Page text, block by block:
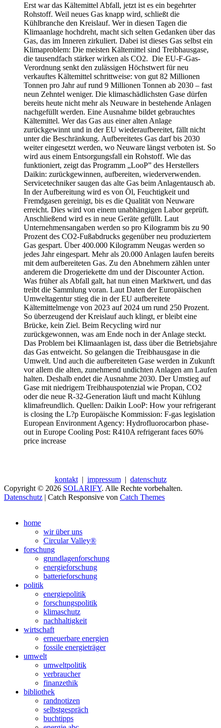
Erst war das Kältemittel Abfall, jetzt ist es ein begehrter
Rohstoff. Weil neues Gas knapp wird, schließt die
Kühlbranche den Kreislauf. Wer in diesen Tagen die
Klimaanlage hochdreht, macht sich selten Gedanken über das
Gas, das im Inneren zirkuliert. Dabei ist dieses Gas selbst ein
Klimaproblem: Die meisten Kältemittel sind Treibhausgase,
die tausendfach stärker wirken als CO2. Die EU-F-Gas-
Verordnung senkt den zulässigen Höchstwert für neu
verkauftes Kältemittel schrittweise: von gut 82 Millionen
Tonnen pro Jahr auf rund 9 Millionen Tonnen ab 2030 – fast
neun Zehntel weniger. Die klimaschädlichsten Gase dürfen
bereits heute nicht mehr als Neuware in bestehende Anlagen
nachgefüllt werden. Eine Ausnahme bildet gebrauchtes
Kältemittel. Wer das Gas aus einer alten Anlage
zurückgewinnt und in der EU wiederaufbereitet, fällt nicht
unter die Beschränkung. Aufbereitetes Gas darf bis 2030
weiter eingesetzt werden, wo Neuware längst verboten ist. So
wird aus einem Entsorgungsfall ein Rohstoff. Wie das
funktioniert, zeigt das Programm „LooP” des Herstellers
Daikin: zurückgewinnen, aufbereiten, wiederverwenden.
Servicetechniker saugen das alte Gas beim Anlagentausch ab.
In der Aufbereitung wird es von Öl, Feuchtigkeit und
Fremdgasen gereinigt, bis es die Qualität von Neuware
erreicht. Dies wird von einem unabhängigen Labor geprüft.
Anschließend wird es in neue Geräte gefüllt. Laut
Unternehmensangaben werden so pro Kilogramm bis zu 90
Prozent des CO2-Fußabdrucks gegenüber neu produziertem
Gas gespart. Über 400.000 Kilogramm Neugas werden so
jedes Jahr eingespart. Mehr als 20.000 Anlagen laufen bereits
mit dem aufbereiteten Gas. Zu den Abnehmern zählen unter
anderem die Drogeriekette dm und der Discounter Action.
Was früher als Abfall galt, hat nun einen Marktwert, und das
treibt die Sammlung voran. Laut Daten der Europäischen
Umweltagentur stieg die in der EU aufbereitete
Kältemittelmenge von 2023 auf 2024 um rund 250 Prozent.
So überzeugend der Kreislauf auch klingt, er bleibt eine
Brücke, kein Ziel. Beim Recycling wird nur
zurückgewonnen, was am Ende noch in der Anlage steckt.
Das Problem bei Klimaanlagen ist, dass über die Betriebsjahre
das Gas entweicht. So gelangen die Treibhausgase in die
Umwelt. Und auch die aufbereiteten Gase werden in Zukunft
vor allem die alten, zunehmend undichten Anlagen am Laufen
halten. Deshalb endet die Ausnahme 2030. Der Umstieg auf
Gase mit niedrigem Treibhauspotenzial wie Propan, CO2
oder die neue R-32-Generation läuft und macht Kühlung
klimafreundlich. Quellen: Daikin LooP: How your refrigerant
is closing the L?p Europäische Kommission: F-gas legislation
European Environment Agency: Hydrofluorocarbon phase-
out in Europe Cooling Post: R410A refrigerant faces 60%
price increase
kontakt| impressum| datenschutz
Copyright © 2026 SOLARIFY. Alle Rechte vorbehalten.
Datenschutz | Catch Responsive von Catch Themes
oben
scrollen
home
wir über uns
Circular Valley®
forschung
grundlagenforschung
energieforschung
batterieforschung
politik
energiepolitik
forschungspolitik
klimaschutz
nachhaltigkeit
wirtschaft
erneuerbare energien
fossile energieträger
umwelt
umweltpolitik
verbraucher
finanzethik
bibliothek
randnotizen
selbstgespräch
buchtipps